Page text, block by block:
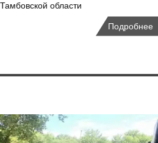
области
Подробнее